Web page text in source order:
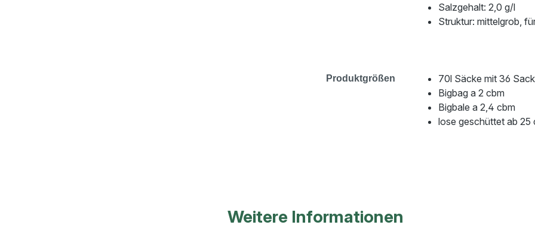
Salzgehalt: 2,0 g/l
Struktur: mittelgrob,
Produktgrößen
70l Säcke mit 36
Bigbag a 2 cbm
Bigbale a 2,4 cbm
lose geschüttet ab 25
Weitere Informationen